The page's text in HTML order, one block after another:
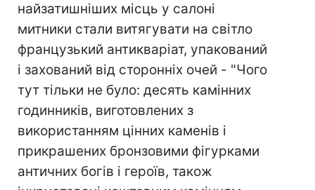
найзатишніших місць у салоні
митники стали витягувати на світло
французький антикваріат, упакований
і захований від сторонніх очей - "Чого
тут тільки не було: десять камінних
годинникiв, виготовлених з
використанням цiнних каменiв і
прикрашених бронзовими фігурками
античних богів і героїв, також